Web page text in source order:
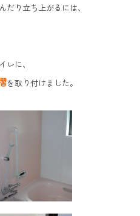
り立ち上がるには、
レに、
を取り付けました。